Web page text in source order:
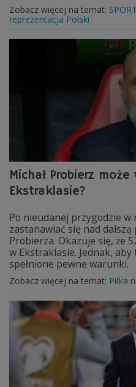
Zobacz więcej na temat: SPORT
reprezentacja Polski
Michał Probierz
Ekstraklasie?
Po nieudanej przygodzie
zastanawiać się nad dalszą
Probierza. Okazuje się, że
w Ekstraklasie. Jednak,
spełnione pewne warunki.
Zobacz więcej na temat: Piłka